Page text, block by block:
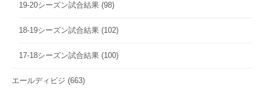
19-20シーズン試合結果 (98)
18-19シーズン試合結果 (102)
17-18シーズン試合結果 (100)
エールディビジ (663)